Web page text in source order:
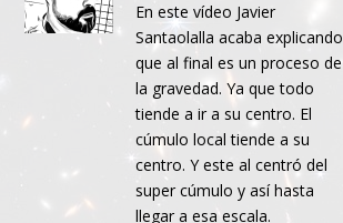
En este vídeo Javier
Santaolalla acaba explicando
que al final es un proceso de
la gravedad. Ya que todo
tiende a ir a su centro. El
cúmulo local tiende a su
centro. Y este al centró del
super cúmulo y así hasta
llegar a esa escala.